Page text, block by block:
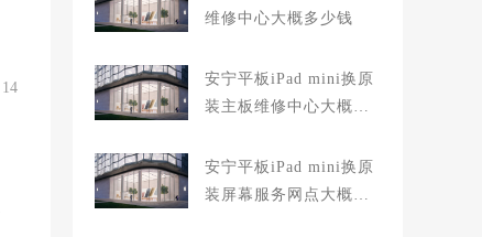
14
维修中心大概多少钱
安宁平板iPad mini换原
装主板维修中心大概多
安宁平板iPad mini换原
装屏幕服务网点大概多